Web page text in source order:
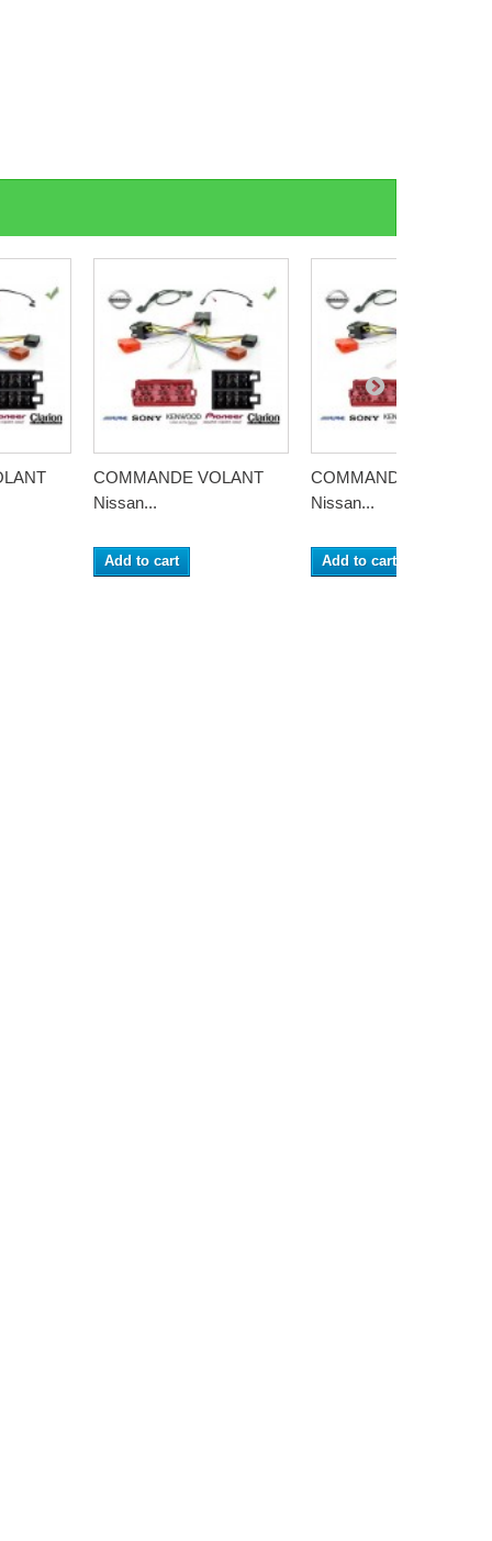
COMMANDE VOLANT
Nissan...
Add to cart
COMMANDE VOLANT
Nissan...
Add to cart